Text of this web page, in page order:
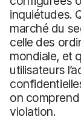
inquiétudes.
marché du
celle des
mondiale, et
utilisateurs
on comprend
violation.